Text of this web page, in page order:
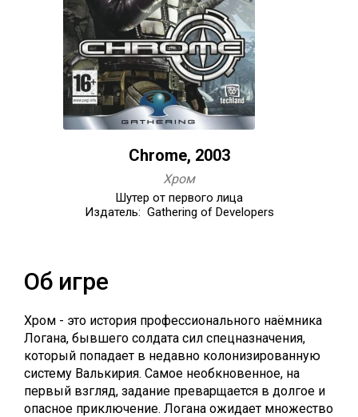
Chrome, 2003
Хром
Шутер от первого лица
Издатель: Gathering of Developers
Об игре
Хром - это история профессионального наёмника
Логана, бывшего солдата сил спецназначения,
который попадает в недавно колонизированную
систему Валькирия. Самое необкновенное, на
первый взгляд, задание преварщается в долгое и
опасное приключение. Логана ожидает множество